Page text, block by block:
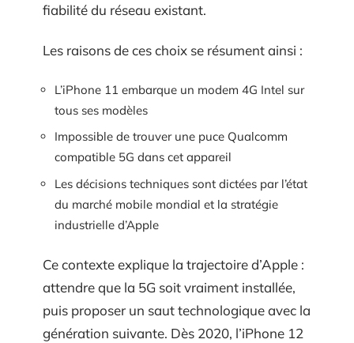
fiabilité du réseau existant.
Les raisons de ces choix se résument ainsi :
L’iPhone 11 embarque un modem 4G Intel sur
tous ses modèles
Impossible de trouver une puce Qualcomm
compatible 5G dans cet appareil
Les décisions techniques sont dictées par l’état
du marché mobile mondial et la stratégie
industrielle d’Apple
Ce contexte explique la trajectoire d’Apple :
attendre que la 5G soit vraiment installée,
puis proposer un saut technologique avec la
génération suivante. Dès 2020, l’iPhone 12